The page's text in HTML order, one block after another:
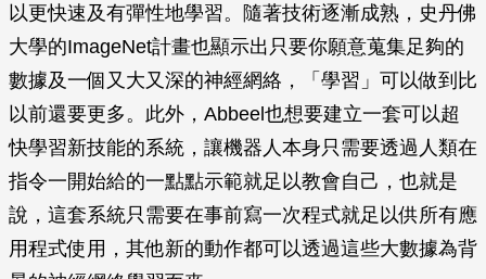
以更快速及有彈性地學習。隨著技術逐漸成熟，史丹佛
大學的ImageNet計畫也顯示出只要你願意蒐集足夠的
數據及一個又大又深的神經網絡，「學習」可以做到比
以前還要更多。此外，Abbeel也想要建立一套可以超
快學習新技能的系統，讓機器人本身只需要透過人類在
指令一開始給的一點點示範就足以教會自己，也就是
說，這套系統只需要在事前寫一次程式就足以供所有應
用程式使用，其他新的動作都可以透過這些大數據為背